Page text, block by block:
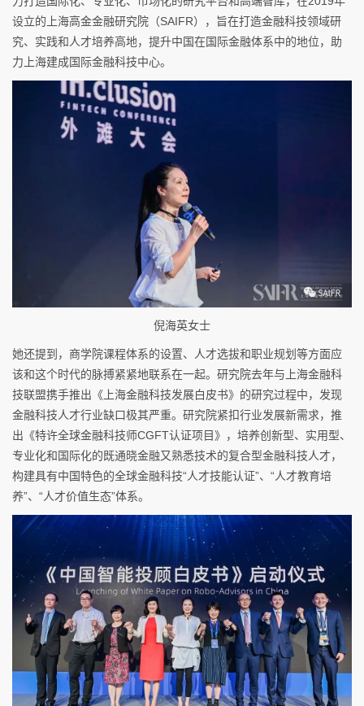
设立的上海高金金融研究院（SAIFR），旨在打造金融科技领域研
究、实践和人才培养高地，提升中国在国际金融体系中的地位，助
力上海建成国际金融科技中心。
倪海英女士
她还提到，商学院课程体系的设置、人才选拔和职业规划等方面应
该和这个时代的脉搏紧紧地联系在一起。研究院去年与上海金融科
技联盟携手推出《上海金融科技发展白皮书》的研究过程中，发现
金融科技人才行业缺口极其严重。研究院紧扣行业发展新需求，推
出《特许全球金融科技师CGFT认证项目》，培养创新型、实用型、
专业化和国际化的既通晓金融又熟悉技术的复合型金融科技人才，
构建具有中国特色的全球金融科技“人才技能认证”、“人才教育培
养”、“人才价值生态”体系。